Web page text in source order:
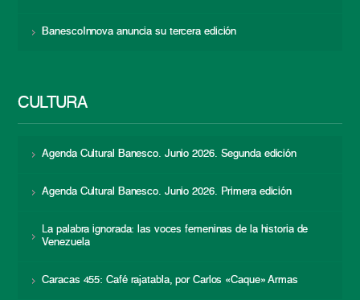
BanescoInnova anuncia su tercera edición
CULTURA
Agenda Cultural Banesco. Junio 2026. Segunda edición
Agenda Cultural Banesco. Junio 2026. Primera edición
La palabra ignorada: las voces femeninas de la historia de
Venezuela
Caracas 455: Café rajatabla, por Carlos «Caque» Armas